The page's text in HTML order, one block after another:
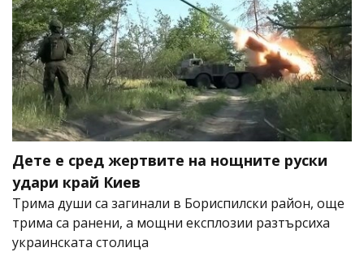
Дете е сред жертвите на нощните руски
удари край Киев
Трима души са загинали в Бориспилски район, още
трима са ранени, а мощни експлозии разтърсиха
украинската столица